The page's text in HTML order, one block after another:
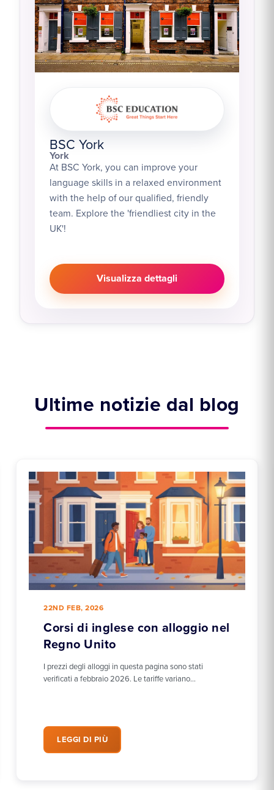
BSC York
York
At BSC York, you can improve your
language skills in a relaxed environment
with the help of our qualified, friendly
team. Explore the 'friendliest city in the
UK'!
Visualizza dettagli
Ultime notizie dal blog
22ND FEB, 2026
Corsi di inglese con alloggio nel
Regno Unito
I prezzi degli alloggi in questa pagina sono stati
verificati a febbraio 2026. Le tariffe variano…
LEGGI DI PIÙ